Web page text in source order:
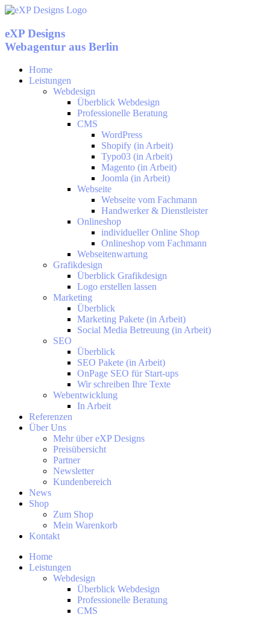
Zum
springen
eXP Designs
Webagentur aus Berlin
Home
Leistungen
Webdesign
Überblick Webdesign
Professionelle Beratung
CMS
WordPress
Shopify (in Arbeit)
Typo03 (in Arbeit)
Magento (in Arbeit)
Joomla (in Arbeit)
Webseite
Webseite vom Fachmann
Handwerker & Dienstleister
Onlineshop
individueller Online Shop
Onlineshop vom Fachmann
Webseitenwartung
Grafikdesign
Überblick Grafikdesign
Logo erstellen lassen
Marketing
Überblick
Marketing Pakete (in Arbeit)
Social Media Betreuung (in Arbeit)
SEO
Überblick
SEO Pakete (in Arbeit)
OnPage SEO für Start-ups
Wir schreiben Ihre Texte
Webentwicklung
In Arbeit
Referenzen
Über Uns
Mehr über eXP Designs
Preisübersicht
Partner
Newsletter
Kundenbereich
News
Shop
Zum Shop
Mein Warenkorb
Kontakt
Home
Leistungen
Webdesign
Überblick Webdesign
Professionelle Beratung
CMS